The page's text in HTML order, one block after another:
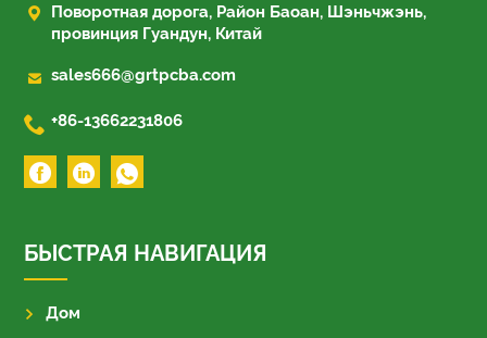

Поворотная дорога, Район Баоан, Шэньчжэнь,
провинция Гуандун, Китай
 sales666@grtpcba.com
 +86-13662231806
БЫСТРАЯ НАВИГАЦИЯ
Дом